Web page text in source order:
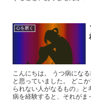
心を磨く
こんにちは。 うつ病にな
と思っていました。 どこ
られない人がなるもの」
病を経験すると、それがま